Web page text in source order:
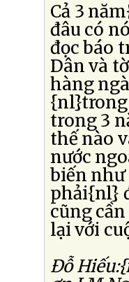
Cả 3
đâu có
đọc báo
Dân và
hàng
trong 3
thế nào
nước
biến như
phải{nl}
cũng
lại với
Ðỗ